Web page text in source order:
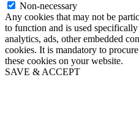
Non-necessary
Any cookies that may not be
to function and is used
analytics, ads, other embedded
cookies. It is mandatory to
these cookies on your website.
SAVE & ACCEPT